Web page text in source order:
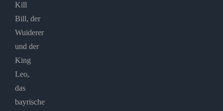
Kill
Bill, der
Wuiderer
und der
King
Leo,
das
bayrische